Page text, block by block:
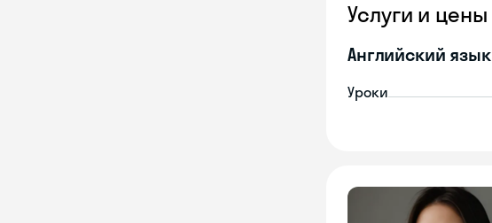
Услуги и цены
Английский язык
Уроки